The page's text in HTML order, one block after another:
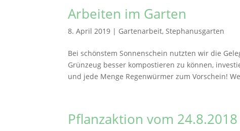
Arbeiten im Garten
8. April 2019 | Gartenarbeit,Stephanusgarten
Bei schönstem Sonnenschein nutzten wir die
Grünzeug besser kompostieren zu können,
und jede Menge Regenwürmer zum Vorschein!
Pflanzaktion vom